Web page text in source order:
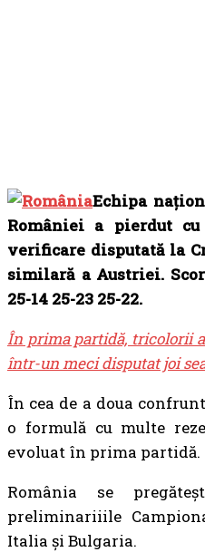
Echipa
României a pierdut
verificare disputată la
similară a Austriei.
25-14 25-23 25-22.
În prima partidă, tricolorii
într-un meci disputat joi
În cea de a doua
o formulă cu multe
evoluat în prima partidă.
România se
preliminariiile
Italia și Bulgaria.